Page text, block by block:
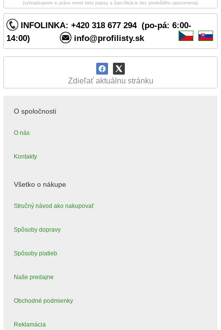
INFOLINKA: +420 318 677 294 (po-pá: 6:00-
14:00)
info@profilisty.sk
Zdieľať aktuálnu stránku
(vyhradzujeme si právo meniť tieto popisy a špecifikácie bez predošlého upozornenia)
O spoločnosti
O nás
Kontakty
Všetko o nákupe
Stručný návod ako nakupovať
Spôsoby dopravy
Spôsoby platieb
Naše predajne
Obchodné podmienky
Reklamácia